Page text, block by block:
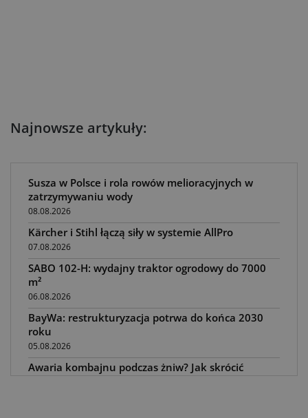
Najnowsze artykuły:
Susza w Polsce i rola rowów melioracyjnych w
zatrzymywaniu wody
08.08.2026
Kärcher i Stihl łączą siły w systemie AllPro
07.08.2026
SABO 102-H: wydajny traktor ogrodowy do 7000
m²
06.08.2026
BayWa: restrukturyzacja potrwa do końca 2030
roku
05.08.2026
Awaria kombajnu podczas żniw? Jak skrócić